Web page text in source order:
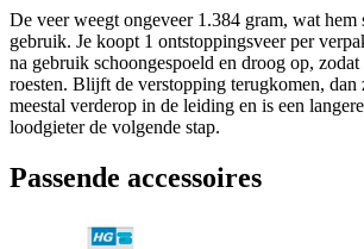
De veer weegt ongeveer 1.384 gram, wat hem
gebruik. Je koopt 1 ontstoppingsveer per
na gebruik schoongespoeld en droog op, zodat
roesten. Blijft de verstopping terugkomen, dan
meestal verderop in de leiding en is een
loodgieter de volgende stap.
Passende accessoires